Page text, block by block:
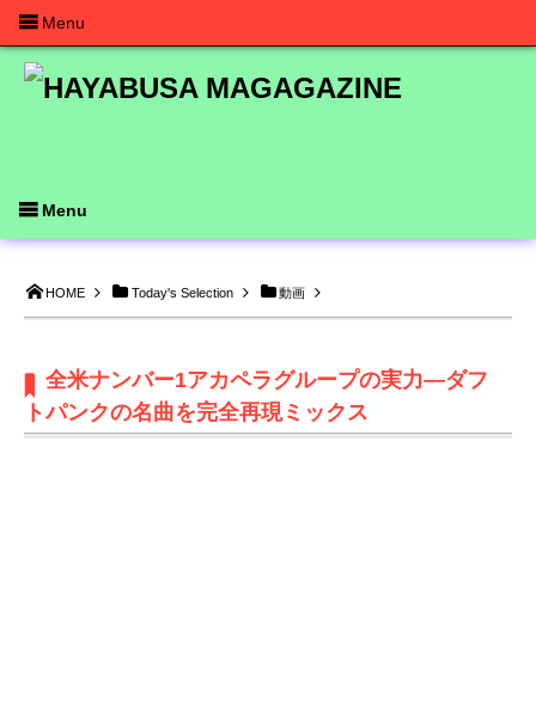
HOME Today's Selection 動画
全米ナンバー1アカペラグループの実力―ダフ
トパンクの名曲を完全再現ミックス
Menu
Menu